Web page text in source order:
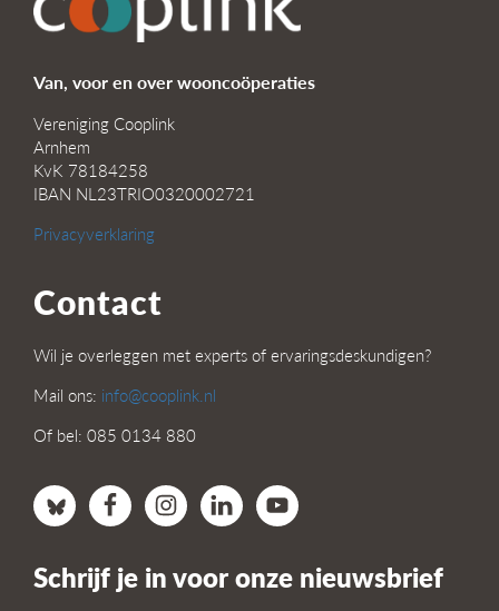
Van, voor en over wooncoöperaties
Vereniging Cooplink
Arnhem
KvK 78184258
IBAN NL23TRIO0320002721
Privacyverklaring
Contact
Wil je overleggen met experts of ervaringsdeskundigen?
Mail ons: info@cooplink.nl
Of bel: 085 0134 880
Schrijf je in voor onze nieuwsbrief